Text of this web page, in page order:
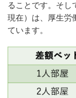
ることです。そし
現在）は、厚生労
ています。